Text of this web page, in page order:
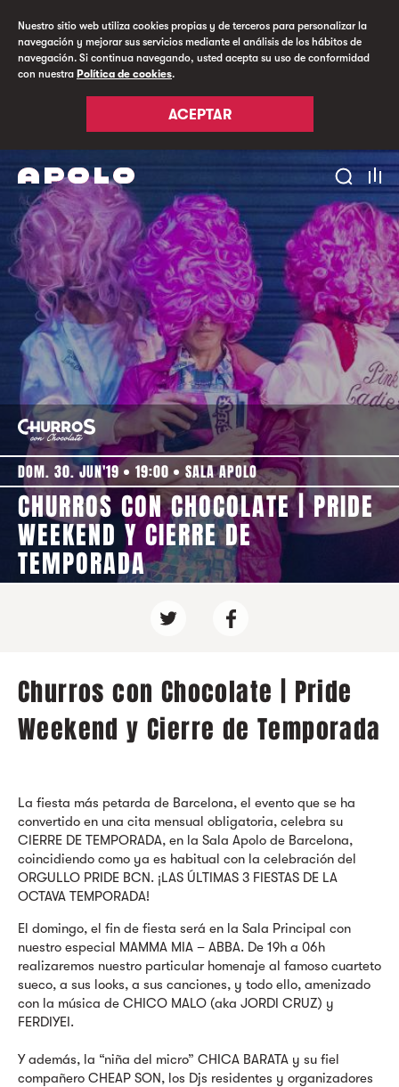
Nuestro sitio web utiliza cookies propias y de terceros para personalizar la
navegación y mejorar sus servicios mediante el análisis de los hábitos de
navegación. Si continua navegando, usted acepta su uso de conformidad
con nuestra Política de cookies.
ACEPTAR
DOM. 30. JUN'19 19:00 SALA APOLO
CHURROS CON CHOCOLATE | PRIDE
WEEKEND Y CIERRE DE
TEMPORADA
Churros con Chocolate | Pride
Weekend y Cierre de Temporada
La fiesta más petarda de Barcelona, el evento que se ha
convertido en una cita mensual obligatoria, celebra su
CIERRE DE TEMPORADA, en la Sala Apolo de Barcelona,
coincidiendo como ya es habitual con la celebración del
ORGULLO PRIDE BCN. ¡LAS ÚLTIMAS 3 FIESTAS DE LA
OCTAVA TEMPORADA!
El domingo, el fin de fiesta será en la Sala Principal con
nuestro especial MAMMA MIA – ABBA. De 19h a 06h
realizaremos nuestro particular homenaje al famoso cuarteto
sueco, a sus looks, a sus canciones, y todo ello, amenizado
con la música de CHICO MALO (aka JORDI CRUZ) y
FERDIYEI.
Y además, la “niña del micro” CHICA BARATA y su fiel
compañero CHEAP SON, los Djs residentes y organizadores